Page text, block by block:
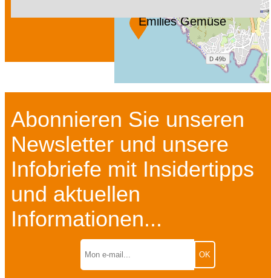
Emilies Gemüse
Abonnieren Sie unseren
Newsletter und unsere
Infobriefe mit Insidertipps
und aktuellen
Informationen...